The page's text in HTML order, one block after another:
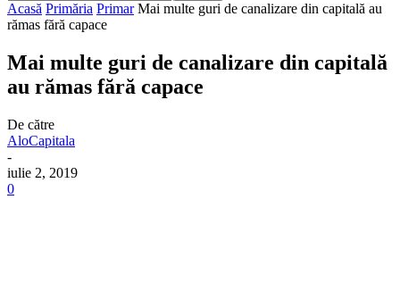
Acasă Primăria Primar Mai multe guri de canalizare din capitală au
rămas fără capace
Mai multe guri de canalizare din capitală
au rămas fără capace
De către
AloCapitala
-
iulie 2, 2019
0